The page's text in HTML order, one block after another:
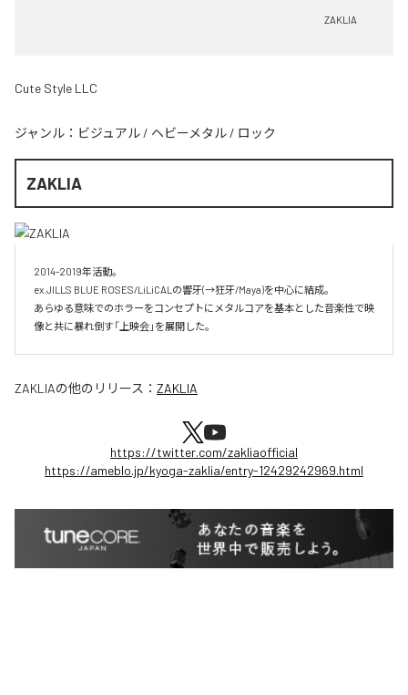
ZAKLIA
Cute Style LLC
ジャンル： ビジュアル / ヘビーメタル / ロック
ZAKLIA
2014-2019年活動。
ex.JILLS BLUE ROSES/LiLiCALの響牙(→狂牙/Maya)を中心に結成。
あらゆる意味でのホラーをコンセプトにメタルコアを基本とした音楽性で映
像と共に暴れ倒す「上映会」を展開した。
ZAKLIAの他のリリース： ZAKLIA
https://twitter.com/zakliaofficial
https://ameblo.jp/kyoga-zaklia/entry-12429242969.html